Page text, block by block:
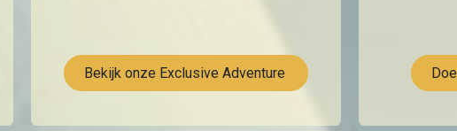
Bekijk onze Exclusive Adventure